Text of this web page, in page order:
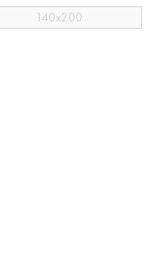
140x200